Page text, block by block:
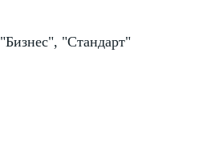
"Бизнес", "Стандарт"